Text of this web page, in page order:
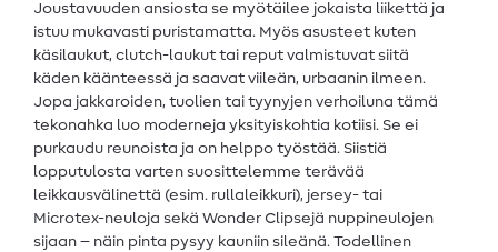
Joustavuuden ansiosta se myötäilee jokaista liikettä ja
istuu mukavasti puristamatta. Myös asusteet kuten
käsilaukut, clutch-laukut tai reput valmistuvat siitä
käden käänteessä ja saavat viileän, urbaanin ilmeen.
Jopa jakkaroiden, tuolien tai tyynyjen verhoiluna tämä
tekonahka luo moderneja yksityiskohtia kotiisi. Se ei
purkaudu reunoista ja on helppo työstää. Siistiä
lopputulosta varten suosittelemme terävää
leikkausvälinettä (esim. rullaleikkuri), jersey- tai
Microtex-neuloja sekä Wonder Clipsejä nuppineulojen
sijaan – näin pinta pysyy kauniin sileänä. Todellinen